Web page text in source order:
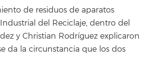
de residuos de aparatos
del Reciclaje, dentro del
y Christian Rodríguez explicaron
da la circunstancia que los dos